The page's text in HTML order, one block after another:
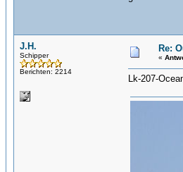
J.H.
Schipper
Berichten: 2214
Re:
«
Lk-207-